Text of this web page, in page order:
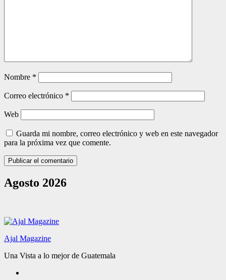
Nombre *
Correo electrónico *
Web
Guarda mi nombre, correo electrónico y web en este navegador
para la próxima vez que comente.
Agosto 2026
Ajal Magazine
Una Vista a lo mejor de Guatemala